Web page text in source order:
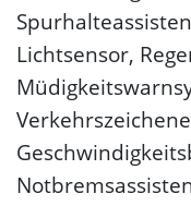
Lichtsensor,